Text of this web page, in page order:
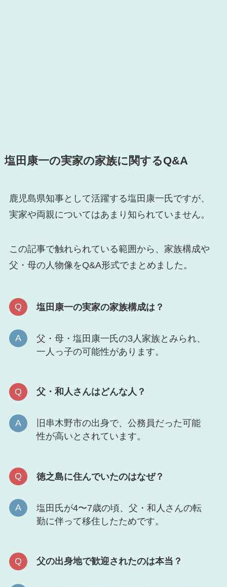
塩田康一の実家の家族に関するQ&A
鹿児島県知事として活躍する塩田康一氏ですが、
実家や両親についてはあまり知られていません。
この記事で触れられている範囲から、家族構成や
父・母の人物像をQ&A形式でまとめました。
塩田康一の実家の家族構成は？
父・母・塩田康一氏の3人家族とみられ、
一人っ子の可能性があります。
父・和人さんはどんな人？
旧串木野市の出身で、公務員だった可能
性が高いとされています。
徳之島に住んでいたのはなぜ？
塩田氏が4〜7歳の頃、父・和人さんの転
勤に伴って移住したためです。
父の出身地で歓迎されたのは本当？